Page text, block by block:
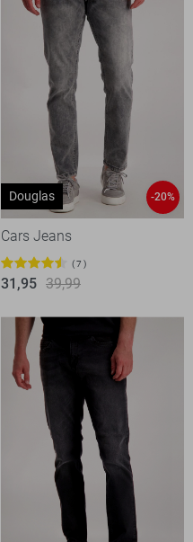
Douglas -20%
Cars Jeans
7
31,95 39,99